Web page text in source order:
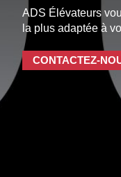
ADS Élévateurs
la plus adaptée à
CONTACTEZ-